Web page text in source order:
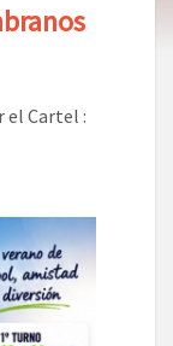
el Cartel :